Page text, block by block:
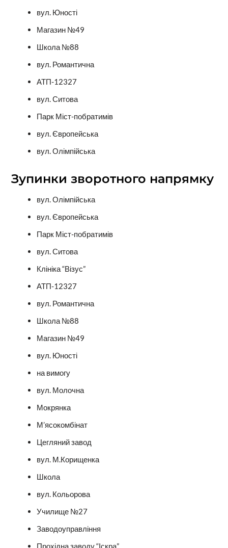
вул. Юності
Магазин №49
Школа №88
вул. Романтична
АТП-12327
вул. Ситова
Парк Міст-побратимів
вул. Європейська
вул. Олімпійська
Зупинки зворотного напрямку
вул. Олімпійська
вул. Європейська
Парк Міст-побратимів
вул. Ситова
Клініка “Візус”
АТП-12327
вул. Романтична
Школа №88
Магазин №49
вул. Юності
на вимогу
вул. Молочна
Мокрянка
М’ясокомбінат
Цегляний завод
вул. М.Корищенка
Школа
вул. Кольорова
Училище №27
Заводоуправління
Прохідна заводу “Іскра”